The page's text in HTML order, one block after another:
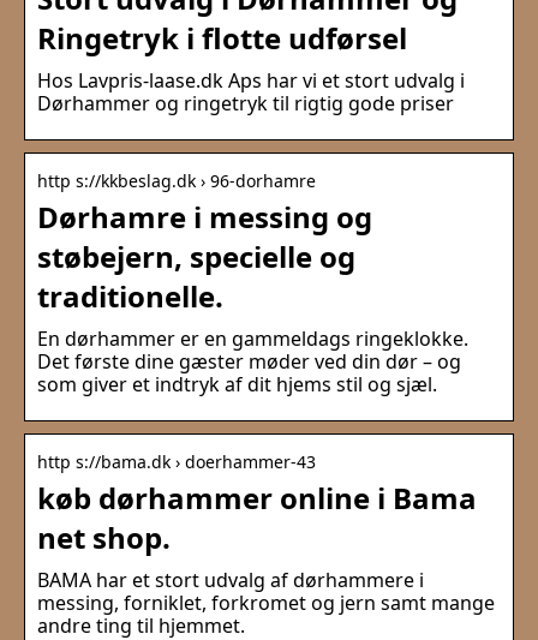
Ringetryk i flotte udførsel
Hos Lavpris-laase.dk Aps har vi et stort udvalg i
Dørhammer og ringetryk til rigtig gode priser
http s://kkbeslag.dk › 96-dorhamre
Dørhamre i messing og
støbejern, specielle og
traditionelle.
En dørhammer er en gammeldags ringeklokke.
Det første dine gæster møder ved din dør – og
som giver et indtryk af dit hjems stil og sjæl.
http s://bama.dk › doerhammer-43
køb dørhammer online i Bama
net shop.
BAMA har et stort udvalg af dørhammere i
messing, forniklet, forkromet og jern samt mange
andre ting til hjemmet.